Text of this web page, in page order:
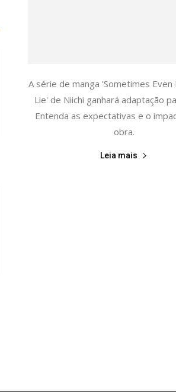
A série de manga 'Sometimes Even
Lie' de Niichi ganhará adaptação
Entenda as expectativas e o
obra.
Leia mais